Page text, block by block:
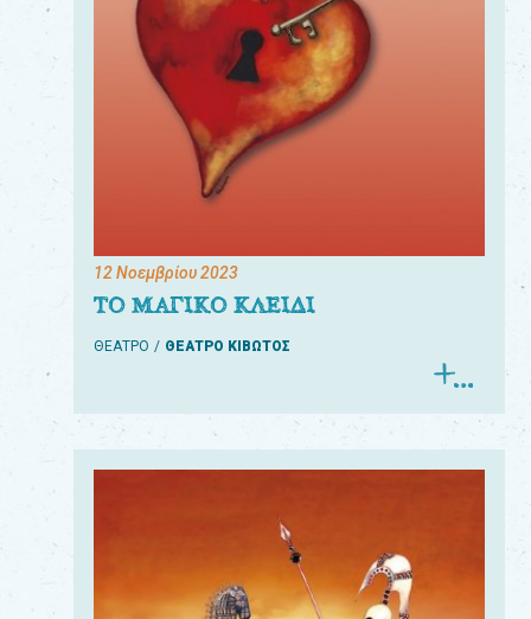
12 Νοεμβρίου 2023
ΤΟ ΜΑΓΙΚΟ ΚΛΕΙΔΙ
ΘΕΑΤΡΟ ΘΕΑΤΡΟ ΚΙΒΩΤΟΣ